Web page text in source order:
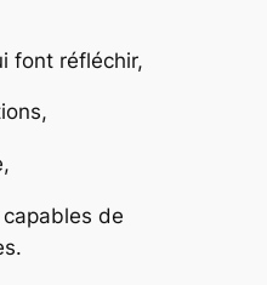
font réfléchir,
de